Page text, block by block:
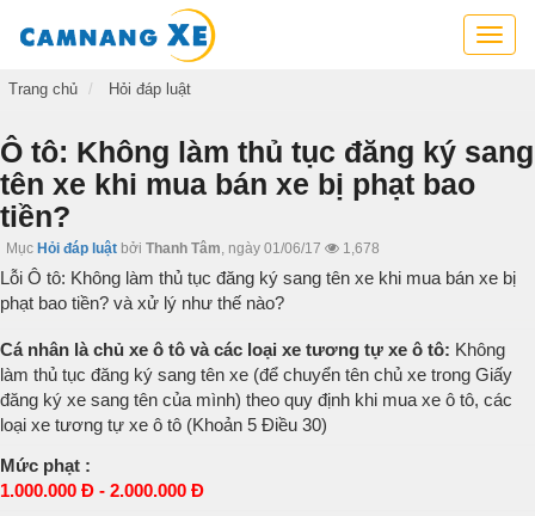
Cẩm
thông
lái
Trang chủ Hỏi đáp luật
Ô tô: Không làm thủ tục đăng ký sang
tên xe khi mua bán xe bị phạt bao
tiền?
Mục Hỏi đáp luật bởi Thanh Tâm, ngày 01/06/17 1,678
Lỗi Ô tô: Không làm thủ tục đăng ký sang tên xe khi mua bán xe bị
phạt bao tiền? và xử lý như thế nào?
Cá nhân là chủ xe ô tô và các loại xe tương tự xe ô tô: Không
làm thủ tục đăng ký sang tên xe (để chuyển tên chủ xe trong Giấy
đăng ký xe sang tên của mình) theo quy định khi mua xe ô tô, các
loại xe tương tự xe ô tô (Khoản 5 Điều 30)
Mức phạt :
1.000.000 Đ - 2.000.000 Đ